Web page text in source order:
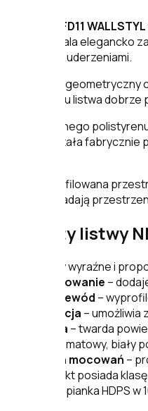
NMC FD11 WALLSTYL
listwy pozwala elegancko
uderzeniami.
ma spokojny,
Dzięki temu listwa
ekstrudowanego
została
się wyprofilowana
odpowiadają
zalety listwy
– tworzy wyraźne i
profilowanie –
cienki przewód –
konstrukcja – umożliwia
uderzenia – twarda
– matowy,
widocznych mocowań –
– produkt posiada
– pianka HDPS